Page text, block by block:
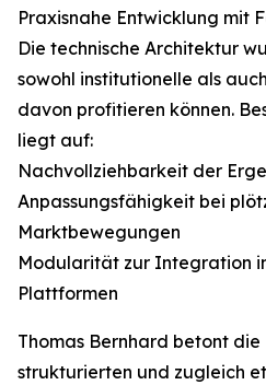
Praxisnahe Entwicklung mit
Die technische Architektur
sowohl institutionelle als
davon profitieren können.
liegt auf:
Nachvollziehbarkeit der
Anpassungsfähigkeit bei
Marktbewegungen
Modularität zur Integration
Plattformen
Thomas Bernhard betont
strukturierten und zugleich